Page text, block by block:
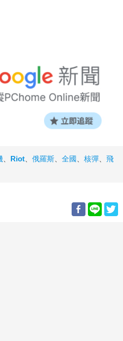
Riot 俄羅斯 全國 核彈
飛